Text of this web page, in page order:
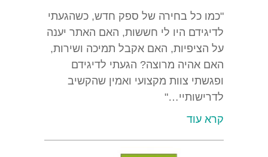
"כמו כל בחירה של ספק חדש, כשהגעתי
לדיגידם היו לי חששות, האם האתר יענה
על הציפיות, האם אקבל תמיכה ושירות,
האם אהיה מרוצה? הגעתי לדיגידם
ופגשתי צוות מקצועי ואמין שהקשיב
לדרישותיי…"
קרא עוד